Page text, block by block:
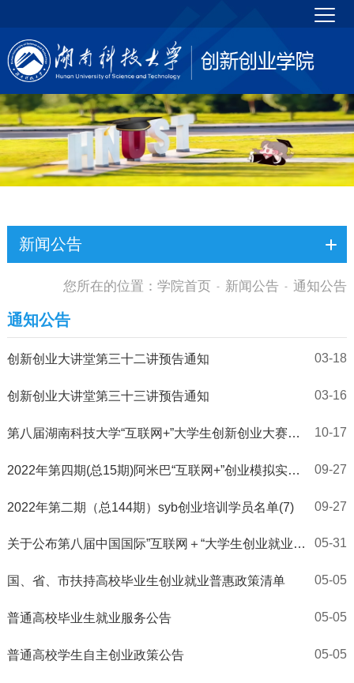
新闻公告
您所在的位置：学院首页 - 新闻公告 - 通知公告
通知公告
创新创业大讲堂第三十二讲预告通知 03-18
创新创业大讲堂第三十三讲预告通知 03-16
第八届湖南科技大学“互联网+”大学生创新创业大赛获
10-17
2022年第四期(总15期)阿米巴“互联网+”创业模拟实训
09-27
2022年第二期（总144期）syb创业培训学员名单(7) 09-27
关于公布第八届中国国际”互联网＋“大学生创业就业大
05-31
国、省、市扶持高校毕业生创业就业普惠政策清单 05-05
普通高校毕业生就业服务公告 05-05
普通高校学生自主创业政策公告 05-05